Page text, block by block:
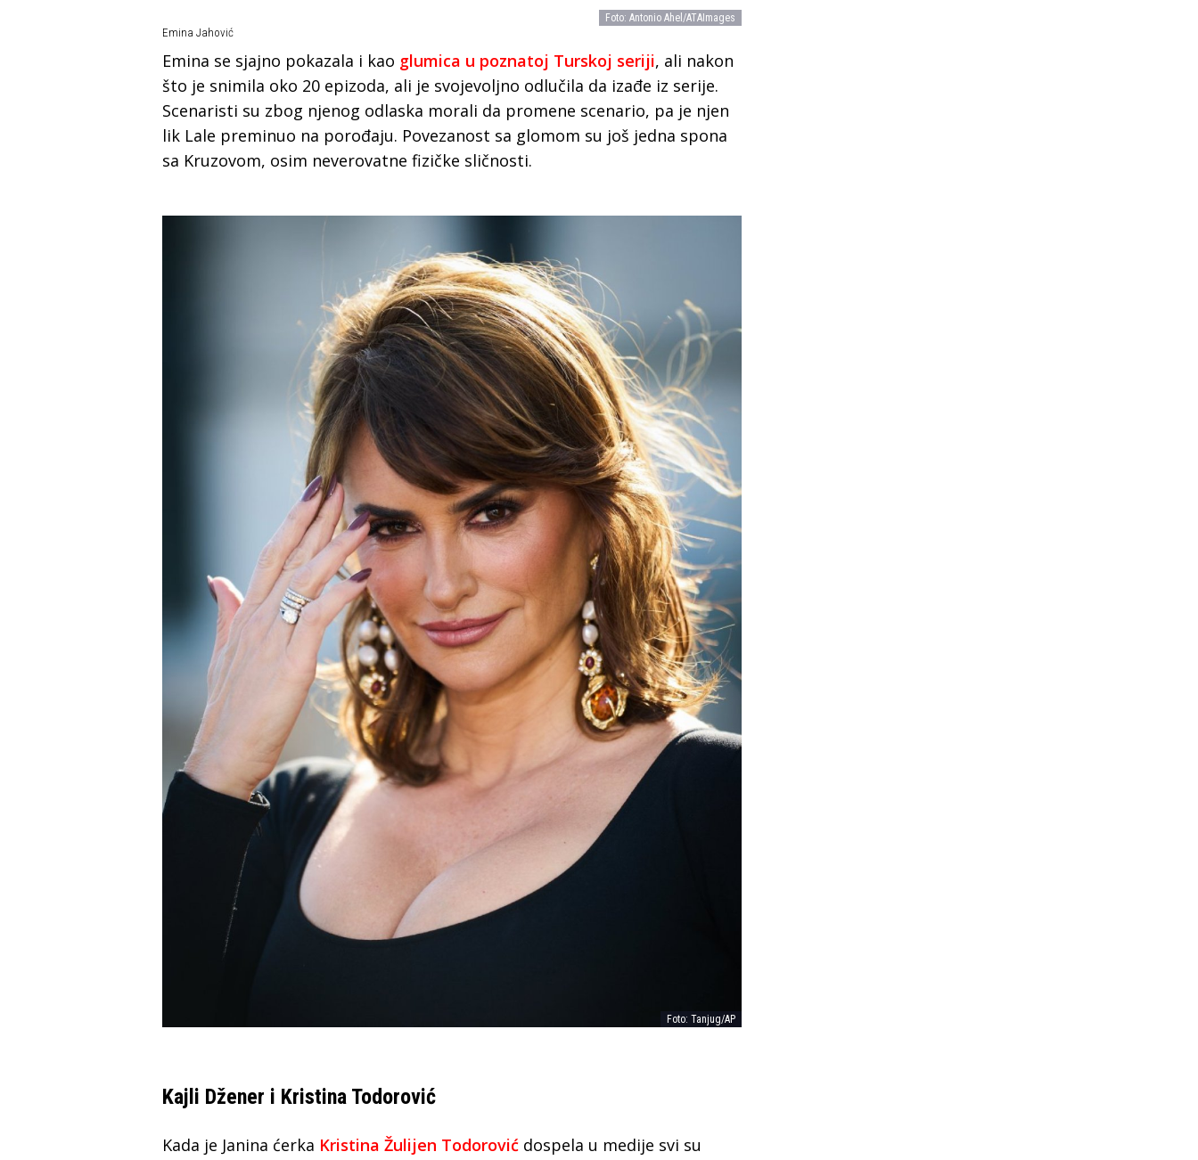
Foto: Antonio Ahel/ATAImages
Emina Jahović
Emina se sjajno pokazala i kao glumica u poznatoj Turskoj seriji, ali nakon
što je snimila oko 20 epizoda, ali je svojevoljno odlučila da izađe iz serije.
Scenaristi su zbog njenog odlaska morali da promene scenario, pa je njen
lik Lale preminuo na porođaju. Povezanost sa glomom su još jedna spona
sa Kruzovom, osim neverovatne fizičke sličnosti.
Foto: Tanjug/AP
Kajli Džener i Kristina Todorović
Kada je Janina ćerka Kristina Žulijen Todorović dospela u medije svi su